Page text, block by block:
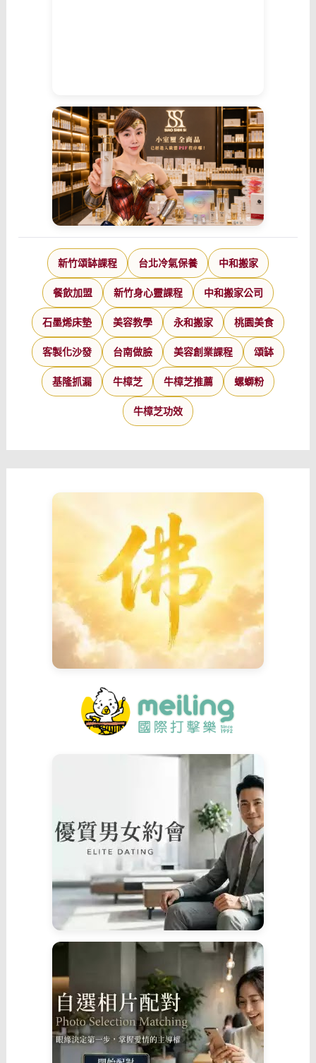
新竹頌缽課程 台北冷氣保養 中和搬家
餐飲加盟 新竹身心靈課程 中和搬家公司
石墨烯床墊 美容教學 永和搬家 桃園美食
客製化沙發 台南做臉 美容創業課程 頌缽
基隆抓漏 牛樟芝 牛樟芝推薦 螺螄粉
牛樟芝功效